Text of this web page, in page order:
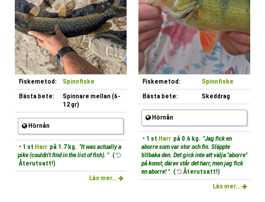
Fiskemetod: Spinnfiske
Bästa bete:
Spinnare mellan (6-
12 gr)
Hörnån
• 1 st Harr på 1.7 kg. "It was actually a
pike (couldn't find in the list of fish). " (
Återutsatt!)
Läs mer...
Fiskemetod: Spinnfiske
Bästa bete: Skeddrag
Hörnån
• 1 st Harr på 0.6 kg. "Jag fick en
aborre som var stor och fin. Släppte
tillbaka den. Det gick inte att välja "aborre"
på konst, därav står det harr, men jag fick
en aborre! " ( Återutsatt!)
Läs mer...